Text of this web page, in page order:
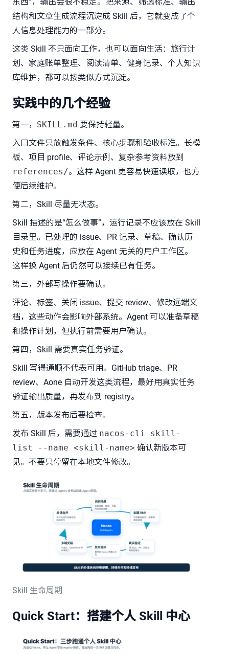
结构和文章生成流程沉淀成 Skill 后，它就变成了个
人信息处理能力的一部分。
这类 Skill 不只面向工作，也可以面向生活：旅行计
划、家庭账单整理、阅读清单、健身记录、个人知识
库维护，都可以按类似方式沉淀。
实践中的几个经验
第一， SKILL.md 要保持轻量。
入口文件只放触发条件、核心步骤和验收标准。长模
板、项目 profile、评论示例、复杂参考资料放到
references/。这样 Agent 更容易快速读取，也方
便后续维护。
第二，Skill 尽量无状态。
Skill 描述的是“怎么做事”，运行记录不应该放在 Skill
目录里。已处理的 issue、PR 记录、草稿、确认历
史和任务进度，应放在 Agent 无关的用户工作区。
这样换 Agent 后仍然可以接续已有任务。
第三，外部写操作要确认。
评论、标签、关闭 issue、提交 review、修改远端文
档，这些动作会影响外部系统。Agent 可以准备草稿
和操作计划，但执行前需要用户确认。
第四，Skill 需要真实任务验证。
Skill 写得通顺不代表可用。GitHub triage、PR
review、Aone 自动开发这类流程，最好用真实任务
验证输出质量，再发布到 registry。
第五，版本发布后要检查。
发布 Skill 后，需要通过 nacos-cli skill-
list --name <skill-name> 确认新版本可
见。不要只停留在本地文件修改。
Skill 生命周期
Quick Start：搭建个人 Skill 中心